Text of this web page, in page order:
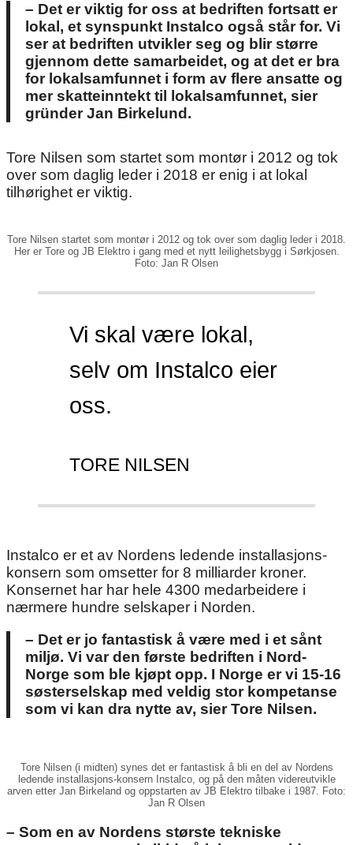
– Det er viktig for oss at bedriften fortsatt er
lokal, et synspunkt Instalco også står for. Vi
ser at bedriften utvikler seg og blir større
gjennom dette samarbeidet, og at det er bra
for lokalsamfunnet i form av flere ansatte og
mer skatteinntekt til lokalsamfunnet, sier
gründer Jan Birkelund.
Tore Nilsen som startet som montør i 2012 og tok
over som daglig leder i 2018 er enig i at lokal
tilhørighet er viktig.
Tore Nilsen startet som montør i 2012 og tok over som daglig leder i 2018.
Her er Tore og JB Elektro i gang med et nytt leilighetsbygg i Sørkjosen.
Foto: Jan R Olsen
Vi skal være lokal,
selv om Instalco eier
oss.
TORE NILSEN
Instalco er et av Nordens ledende installasjons-
konsern som omsetter for 8 milliarder kroner.
Konsernet har har hele 4300 medarbeidere i
nærmere hundre selskaper i Norden.
– Det er jo fantastisk å være med i et sånt
miljø. Vi var den første bedriften i Nord-
Norge som ble kjøpt opp. I Norge er vi 15-16
søsterselskap med veldig stor kompetanse
som vi kan dra nytte av, sier Tore Nilsen.
Tore Nilsen (i midten) synes det er fantastisk å bli en del av Nordens
ledende installasjons-konsern Instalco, og på den måten videreutvikle
arven etter Jan Birkeland og oppstarten av JB Elektro tilbake i 1987. Foto:
Jan R Olsen
– Som en av Nordens største tekniske